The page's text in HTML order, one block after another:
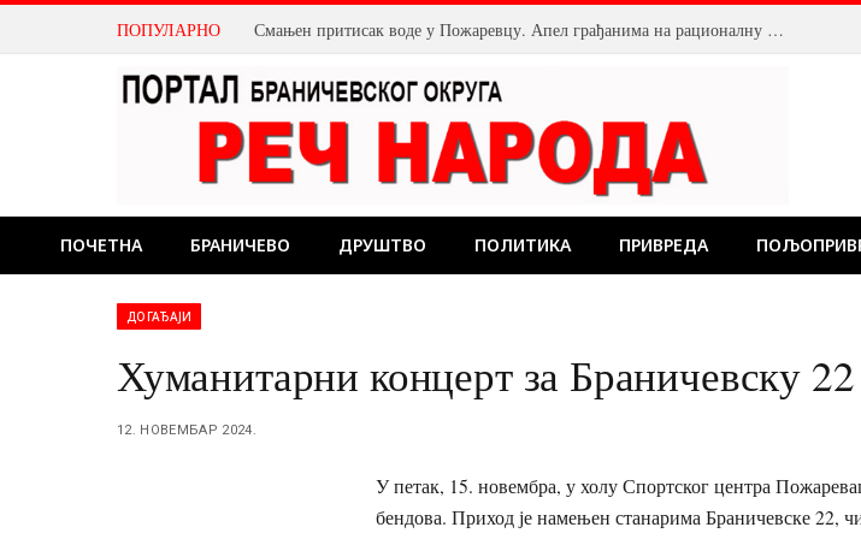
ПОПУЛАРНО Смањен притисак воде у Пожаревцу. Апел грађанима на рационалну потрошњу
ПОЧЕТНА БРАНИЧЕВО ДРУШТВО ПОЛИТИКА ПРИВРЕДА
ДОГАЂАЈИ
Хуманитарни концерт за Браничевску 22
12. НОВЕМБАР 2024.
У петак, 15. новембра, у холу Спортског центра
бендова. Приход је намењен станарима Браничевске 22,